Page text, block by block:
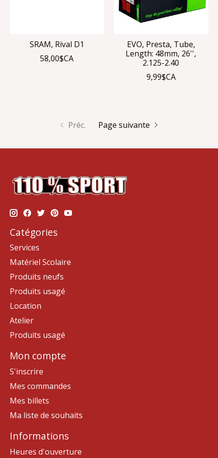
SRAM, Rival D1
58,00$CA
EVO, Presta, Tube,
Length: 48mm, 26'',
2.125-2.40
9,99$CA
Préc. Page suivante
Catégories
Services
Matériel Scolaire
Produits neufs
Produits usagé
Location
Atelier
Produits usagé
Mon compte
S'inscrire
Mes commandes
Mes billets
Ma liste de souhaits
Informations
Heures d'ouverture